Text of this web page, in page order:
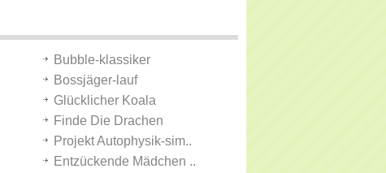
Bubble-klassiker
Bossjäger-lauf
Glücklicher Koala
Finde Die Drachen
Projekt Autophysik-sim..
Entzückende Mädchen ..